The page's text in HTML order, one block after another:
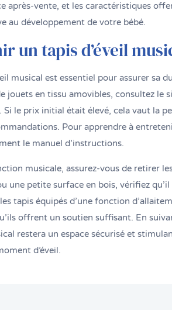
après-vente, et les caractéristiques
au développement de votre bébé.
un tapis d’éveil
musical est essentiel pour assurer sa
jouets en tissu amovibles, consultez le
le prix initial était élevé, cela vaut la
Pour apprendre à
le manuel d’instructions.
musicale, assurez-vous de retirer
une petite surface en bois, vérifiez
tapis équipés d’une fonction
offrent un soutien suffisant. En
restera un espace sécurisé et
d’éveil.